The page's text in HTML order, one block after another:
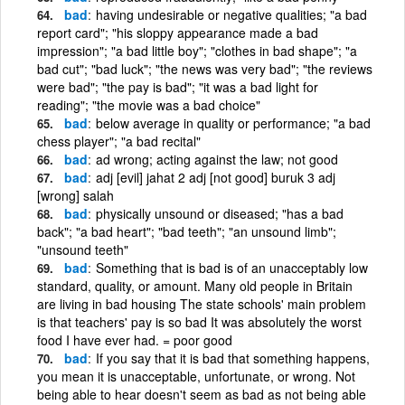
bad having undesirable or negative qualities; "a bad
report card"; "his sloppy appearance made a bad
impression"; "a bad little boy"; "clothes in bad shape"; "a
bad cut"; "bad luck"; "the news was very bad"; "the reviews
were bad"; "the pay is bad"; "it was a bad light for
reading"; "the movie was a bad choice"
bad below average in quality or performance; "a bad
chess player"; "a bad recital"
bad ad wrong; acting against the law; not good
bad adj [evil] jahat 2 adj [not good] buruk 3 adj
[wrong] salah
bad physically unsound or diseased; "has a bad
back"; "a bad heart"; "bad teeth"; "an unsound limb";
"unsound teeth"
bad Something that is bad is of an unacceptably low
standard, quality, or amount. Many old people in Britain
are living in bad housing The state schools' main problem
is that teachers' pay is so bad It was absolutely the worst
food I have ever had. = poor good
bad If you say that it is bad that something happens,
you mean it is unacceptable, unfortunate, or wrong. Not
being able to hear doesn't seem as bad as not being able